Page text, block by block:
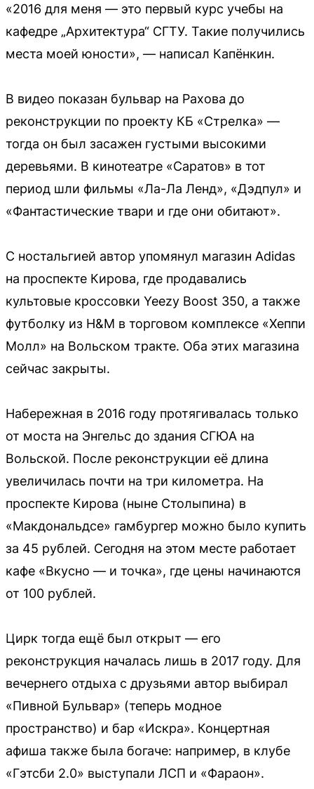
«2016 для меня — это первый курс учебы на
кафедре „Архитектура“ СГТУ. Такие получились
места моей юности», — написал Капёнкин.
В видео показан бульвар на Рахова до
реконструкции по проекту КБ «Стрелка» —
тогда он был засажен густыми высокими
деревьями. В кинотеатре «Саратов» в тот
период шли фильмы «Ла-Ла Ленд», «Дэдпул» и
«Фантастические твари и где они обитают».
С ностальгией автор упомянул магазин Adidas
на проспекте Кирова, где продавались
культовые кроссовки Yeezy Boost 350, а также
футболку из H&M в торговом комплексе «Хеппи
Молл» на Вольском тракте. Оба этих магазина
сейчас закрыты.
Набережная в 2016 году протягивалась только
от моста на Энгельс до здания СГЮА на
Вольской. После реконструкции её длина
увеличилась почти на три километра. На
проспекте Кирова (ныне Столыпина) в
«Макдональдсе» гамбургер можно было купить
за 45 рублей. Сегодня на этом месте работает
кафе «Вкусно — и точка», где цены начинаются
от 100 рублей.
Цирк тогда ещё был открыт — его
реконструкция началась лишь в 2017 году. Для
вечернего отдыха с друзьями автор выбирал
«Пивной Бульвар» (теперь модное
пространство) и бар «Искра». Концертная
афиша также была богаче: например, в клубе
«Гэтсби 2.0» выступали ЛСП и «Фараон».